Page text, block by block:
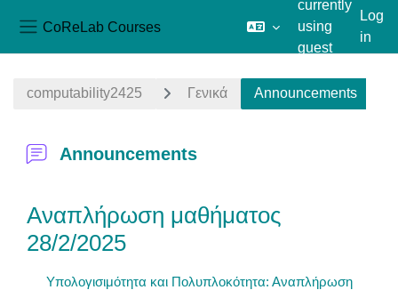
CoReLab Courses
currently
using
guest
Log
in
computability2425 Γενικά Announcements
Announcements
Αναπλήρωση μαθήματος
28/2/2025
Υπολογισιμότητα και Πολυπλοκότητα: Αναπλήρωση